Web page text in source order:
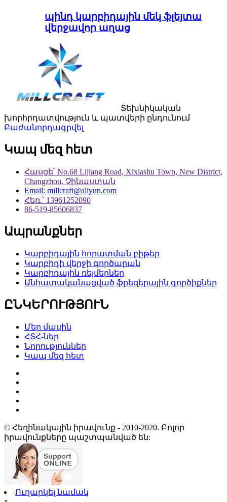
պինդ կարբիդային մեկ ֆլեյտա
վերջավոր աղաց
Տեխնիկական
խորհրդատվություն և պատվերի ընդունում
Բաժանորդագրվել
Կապ մեզ հետ
Հասցե՝ No.68 Lijiang Road, Xixiashu Town, New District,
Changzhou, Չինաստան
Email: millcraft@aliyun.com
Հեռ.՝ 13961252090
86-519-85606837
Ապրանքներ
Կարբիդային հորատման բիթեր
Կարբիդի վերջի գործարան
Կարբիդային ռեյմերներ
Անհատականացված ֆրեզերային գործիքներ
ԸՆԿԵՐՈՒԹՅՈՒՆ
Մեր մասին
ՀՏՀ-ներ
Նորություններ
Կապ մեզ հետ
© Հեղինակային իրավունք - 2010-2020. Բոլոր
իրավունքները պաշտպանված են:
Ուղարկել նամակ